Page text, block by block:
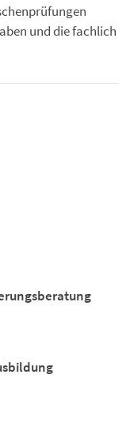
und die fachlich